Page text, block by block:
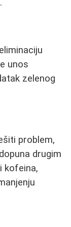
unos
zelenog
problem,
drugim
kofeina,